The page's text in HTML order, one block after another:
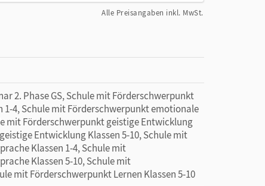
Alle Preisangaben inkl. MwSt.
2. Phase GS, Schule mit Förderschwerpunkt
4, Schule mit Förderschwerpunkt emotionale
mit Förderschwerpunkt geistige Entwicklung
Entwicklung Klassen 5-10, Schule mit
Klassen 1-4, Schule mit
Klassen 5-10, Schule mit
mit Förderschwerpunkt Lernen Klassen 5-10